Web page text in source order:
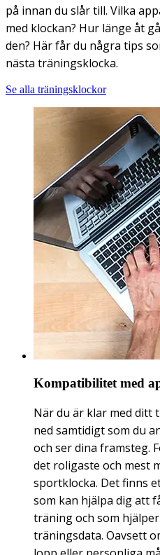
på innan du slår till. Vilka
med klockan? Hur länge åt
den? Här får du några tips
nästa träningsklocka.
Se alla träningsklockor
Kompatibilitet med
När du är klar med ditt
ned samtidigt som du
och ser dina framsteg.
det roligaste och mest
sportklocka. Det finns
som kan hjälpa dig att
träning och som
träningsdata. Oavsett